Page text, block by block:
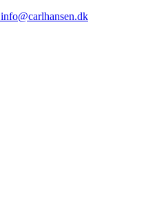
info@carlhansen.dk